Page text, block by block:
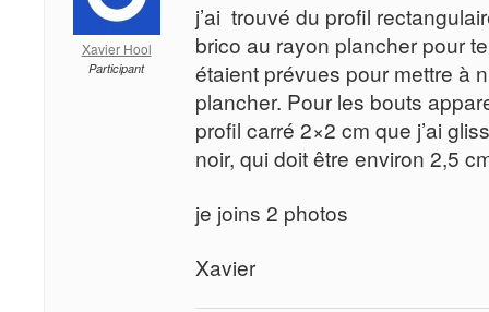
Xavier Hool
Participant
j’ai trouvé du profil
brico au rayon plancher pour
étaient prévues pour mettre à
plancher. Pour les bouts
profil carré 2×2 cm que j’ai
noir, qui doit être environ 2,5
je joins 2 photos
Xavier